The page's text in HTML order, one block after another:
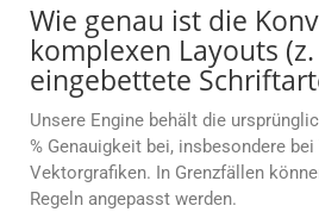
Wie genau ist die
komplexen Layouts
eingebettete
Unsere Engine behält die
% Genauigkeit bei, insbesondere bei
Vektorgrafiken. In Grenzfällen
Regeln angepasst werden.